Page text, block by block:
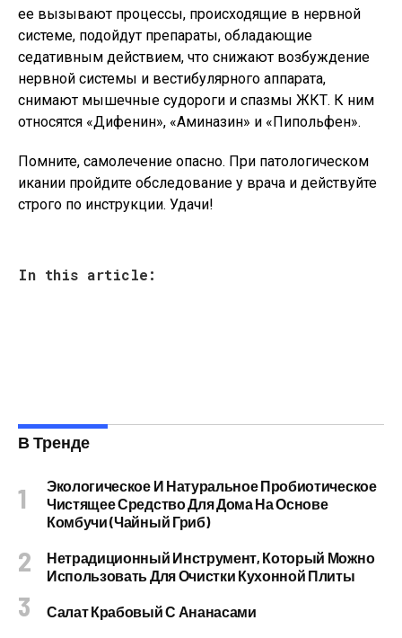
ее вызывают процессы, происходящие в нервной
системе, подойдут препараты, обладающие
седативным действием, что снижают возбуждение
нервной системы и вестибулярного аппарата,
снимают мышечные судороги и спазмы ЖКТ. К ним
относятся «Дифенин», «Аминазин» и «Пипольфен».
Помните, самолечение опасно. При патологическом
икании пройдите обследование у врача и действуйте
строго по инструкции. Удачи!
In this article:
В Тренде
Экологическое И Натуральное Пробиотическое
Чистящее Средство Для Дома На Основе
Комбучи (чайный Гриб)
Нетрадиционный Инструмент, Который Можно
Использовать Для Очистки Кухонной Плиты
Салат Крабовый С Ананасами